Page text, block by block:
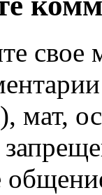
свое
мат,